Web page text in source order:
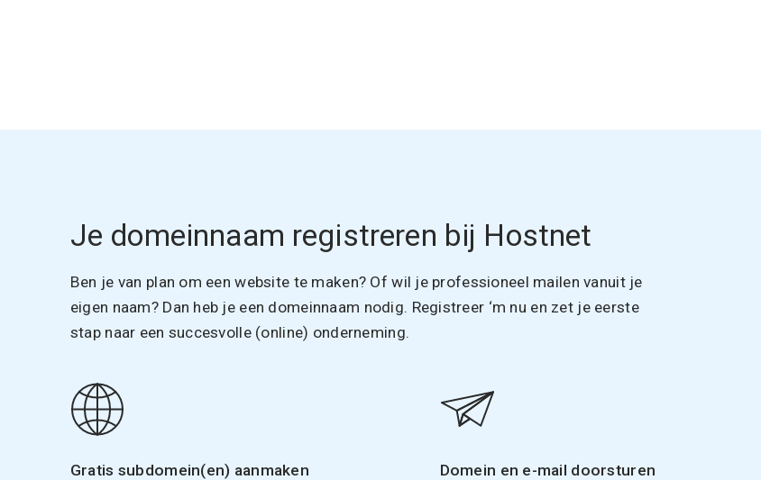
Je domeinnaam registreren bij Hostnet
Ben je van plan om een website te maken? Of wil je professioneel mailen vanuit je
eigen naam? Dan heb je een domeinnaam nodig. Registreer ‘m nu en zet je eerste
stap naar een succesvolle (online) onderneming.
Gratis subdomein(en) aanmaken Domein en e-mail doorsturen